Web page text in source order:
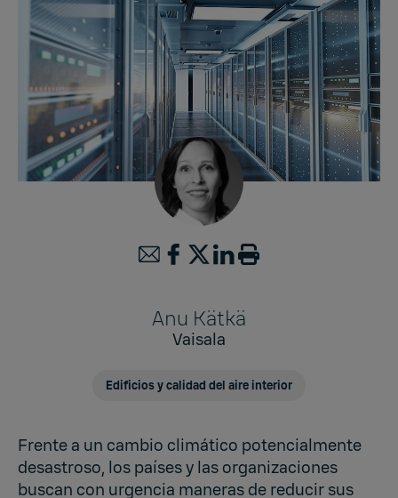
Anu Kätkä
Vaisala
Edificios y calidad del aire interior
Frente a un cambio climático potencialmente
desastroso, los países y las organizaciones
buscan con urgencia maneras de reducir sus